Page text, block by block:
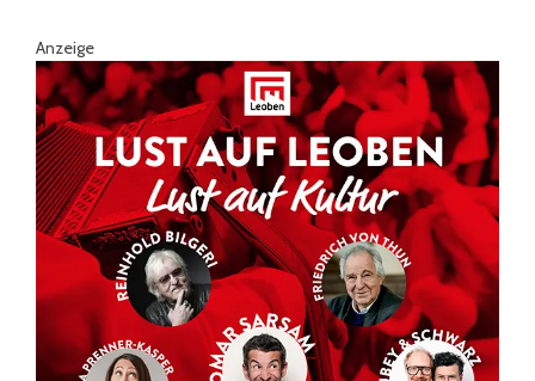
Anzeige